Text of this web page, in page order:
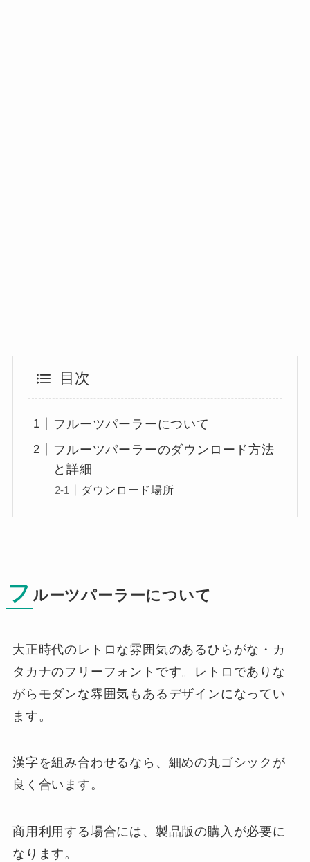
目次
フルーツパーラーについて
フルーツパーラーのダウンロード方法
と詳細
ダウンロード場所
フ ルーツパーラーについて
大正時代のレトロな雰囲気のあるひらがな・カ
タカナのフリーフォントです。レトロでありな
がらモダンな雰囲気もあるデザインになってい
ます。
漢字を組み合わせるなら、細めの丸ゴシックが
良く合います。
商用利用する場合には、製品版の購入が必要に
なります。